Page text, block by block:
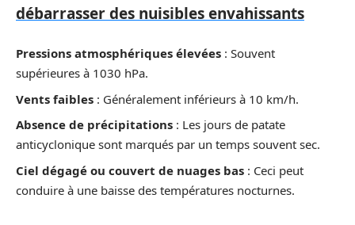
débarrasser des nuisibles envahissants
Pressions atmosphériques élevées : Souvent
supérieures à 1030 hPa.
Vents faibles : Généralement inférieurs à 10 km/h.
Absence de précipitations : Les jours de patate
anticyclonique sont marqués par un temps souvent sec.
Ciel dégagé ou couvert de nuages bas : Ceci peut
conduire à une baisse des températures nocturnes.